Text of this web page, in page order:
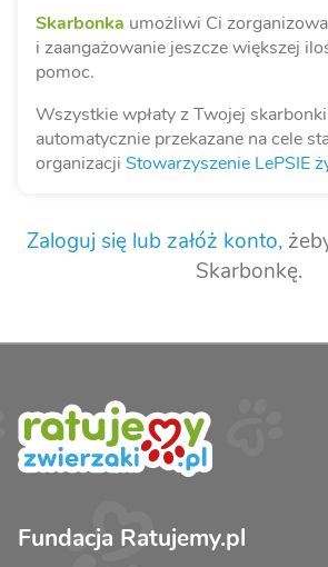
Skarbonka umożliwi Ci
i zaangażowanie jeszcze większej
pomoc.
Wszystkie wpłaty z Twojej
automatycznie przekazane na cele
organizacji Stowarzyszenie LePSIE
Zaloguj się lub załóż konto,
Skarbonkę.
Fundacja Ratujemy.pl